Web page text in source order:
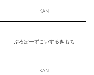
KAN
ぷろぽーずこいするきもち
KAN